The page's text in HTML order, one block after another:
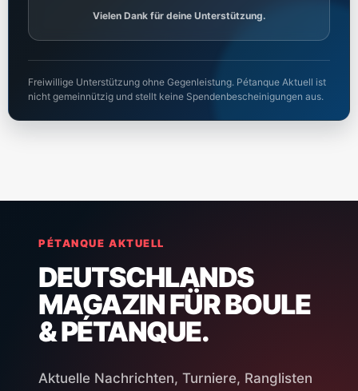
Vielen Dank für deine Unterstützung.
Freiwillige Unterstützung ohne Gegenleistung. Pétanque Aktuell ist
nicht gemeinnützig und stellt keine Spendenbescheinigungen aus.
PÉTANQUE AKTUELL
DEUTSCHLANDS
MAGAZIN FÜR BOULE
& PÉTANQUE.
Aktuelle Nachrichten, Turniere, Ranglisten